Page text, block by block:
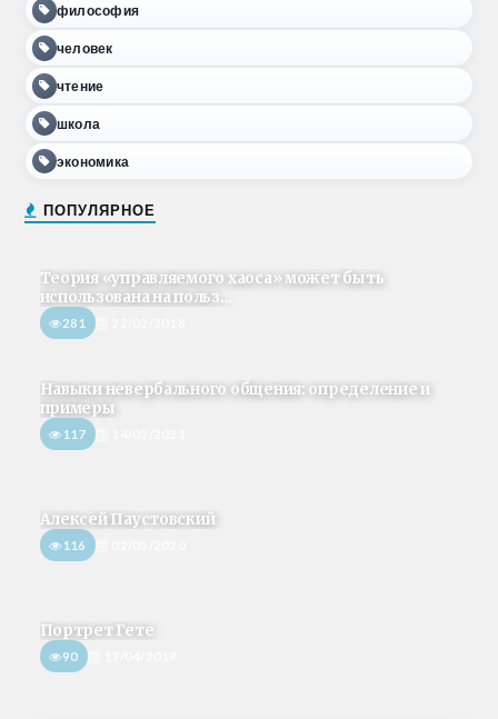
философия
человек
чтение
школа
экономика
ПОПУЛЯРНОЕ
Теория «управляемого хаоса» может быть
использована на польз...
281
Навыки невербального общения: определение и
примеры
117
Алексей Паустовский
116
Портрет Гете
90